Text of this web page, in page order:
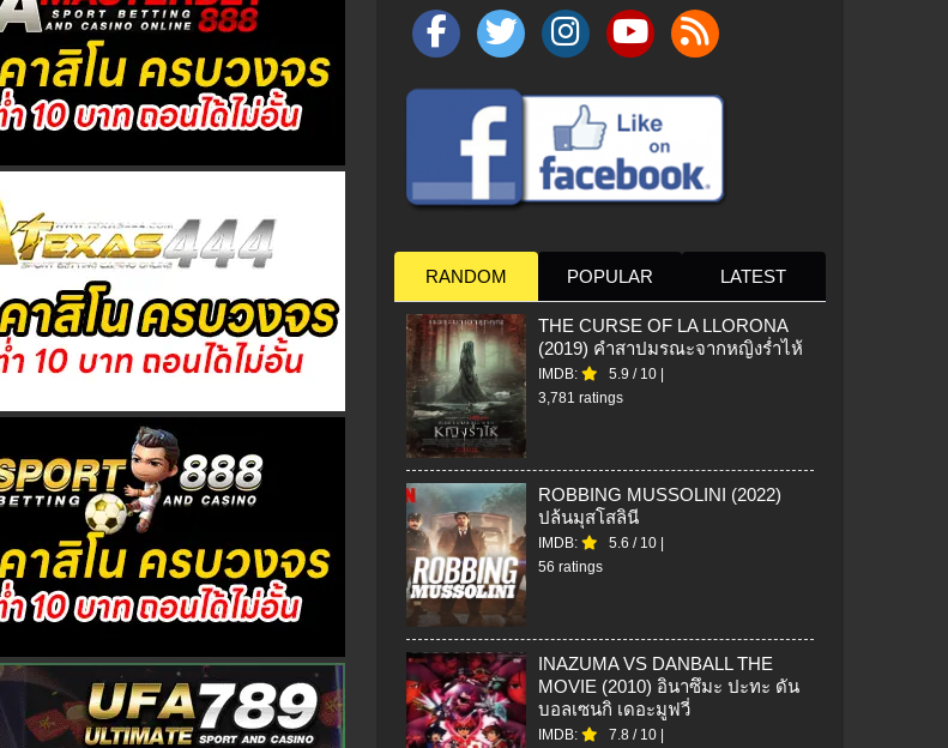
RANDOM POPULAR LATEST
THE CURSE OF LA LLORONA
(2019) คำสาปมรณะจากหญิงร่ำไห้
IMDB: 5.9 / 10
3,781 ratings
ROBBING MUSSOLINI (2022)
ปล้นมุสโสลินี
IMDB: 5.6 / 10
56 ratings
INAZUMA VS DANBALL THE
MOVIE (2010) อินาซึมะ ปะทะ ดัน
บอลเซนกิ เดอะมูฟวี่
IMDB: 7.8 / 10